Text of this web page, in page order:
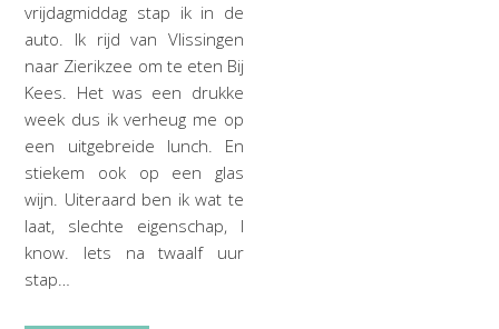
vrijdagmiddag stap ik in de
auto. Ik rijd van Vlissingen
naar Zierikzee om te eten Bij
Kees. Het was een drukke
week dus ik verheug me op
een uitgebreide lunch. En
stiekem ook op een glas
wijn. Uiteraard ben ik wat te
laat, slechte eigenschap, I
know. Iets na twaalf uur
stap…